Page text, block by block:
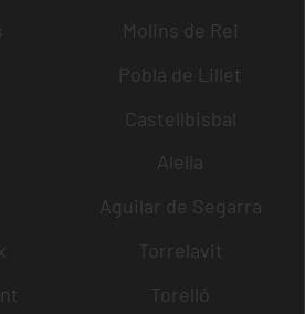
Molins de Rei
Pobla de Lillet
Castellbisbal
Alella
Aguilar de Segarra
Torrelavit
Torelló